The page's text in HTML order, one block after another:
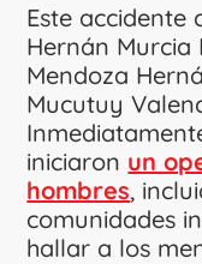
Este accidente
Hernán Murcia
Mendoza
Mucutuy
iniciaron un
hombres,
comunidades
hallar a los